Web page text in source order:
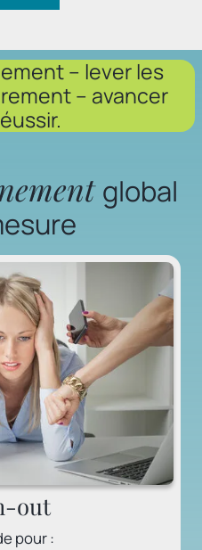
– lever les
– avancer
global
out
pour :